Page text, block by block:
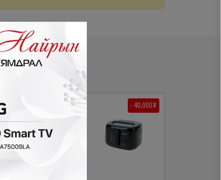
- 40,000₮